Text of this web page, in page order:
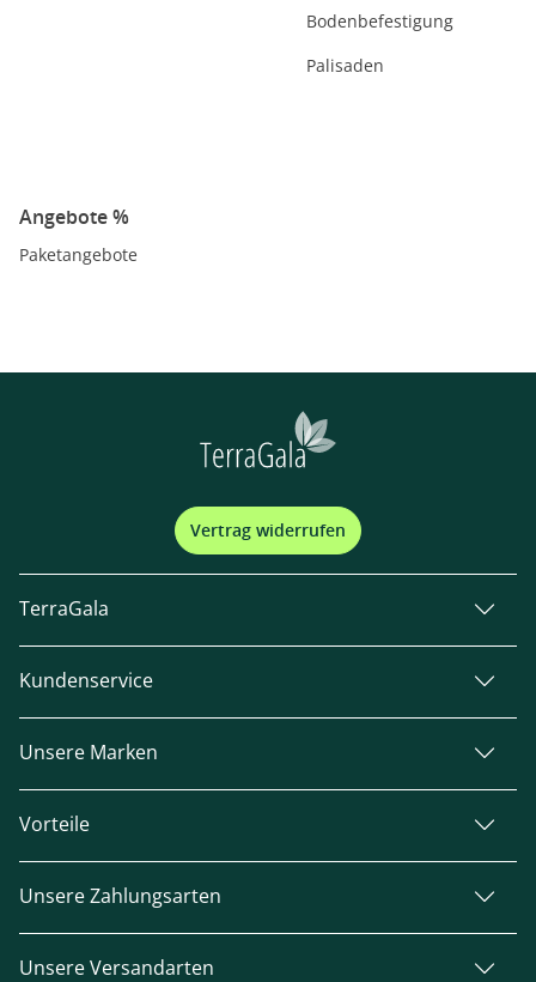
Bodenbefestigung
Palisaden
Angebote %
Paketangebote
Vertrag widerrufen
TerraGala
Kundenservice
Unsere Marken
Vorteile
Unsere Zahlungsarten
Unsere Versandarten